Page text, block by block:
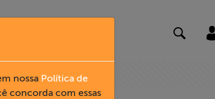
nossa Política de
concorda com essas